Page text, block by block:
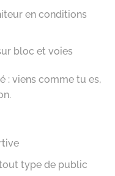
en conditions
bloc et voies
: viens comme tu es,
tout type de public